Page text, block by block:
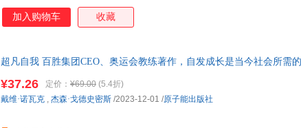
加入购物车 收藏
超凡自我 百胜集团CEO、奥运会教练著作，自发成长是当今社会所需
¥37.26 定价： ¥69.00 (5.4折)
戴维·诺瓦克 , 杰森·戈德史密斯 /2023-12-01 /原子能出版社